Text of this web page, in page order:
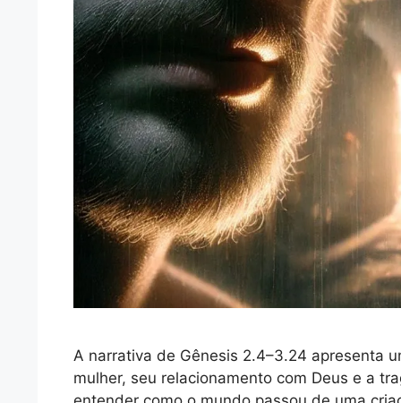
A narrativa de Gênesis 2.4–3.24 apresenta
mulher, seu relacionamento com Deus e a